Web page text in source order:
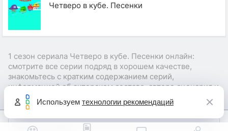
Четверо в кубе. Песенки
1 сезон сериала Четверо в кубе. Песенки онлайн:
смотрите все серии подряд в хорошем качестве,
знакомьтесь с кратким содержанием серий,
информацией об актерском составе, авторе сценария и
режиссере сериала.
Используем технологии рекомендаций